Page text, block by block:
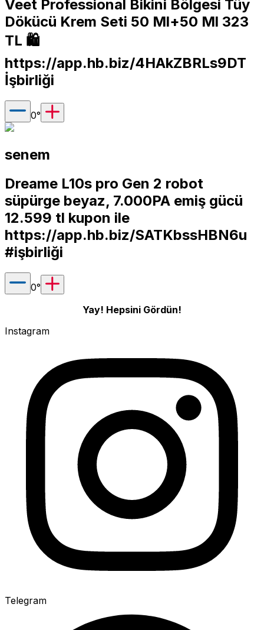
Veet Professional Bikini Bölgesi Tüy
Dökücü Krem Seti 50 Ml+50 Ml 323
TL 🛍️
https://app.hb.biz/4HAkZBRLs9DT
İşbirliği
0°
senem
Dreame L10s pro Gen 2 robot
süpürge beyaz, 7.000PA emiş gücü
12.599 tl kupon ile
https://app.hb.biz/SATKbssHBN6u
#işbirliği
0°
Yay! Hepsini Gördün!
Instagram
Telegram